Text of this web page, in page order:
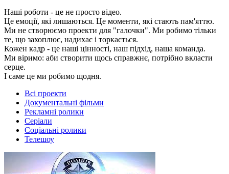
Наші роботи - це не просто відео.
Це емоції, які лишаються. Це моменти, які стають пам'яттю.
Ми не створюємо проекти для "галочки". Ми робимо тільки
те, що захоплює, надихає і торкається.
Кожен кадр - це наші цінності, наш підхід, наша команда.
Ми віримо: аби створити щось справжнє, потрібно вкласти
серце.
І саме це ми робимо щодня.
Всі проекти
Документальні фільми
Рекламні ролики
Серіали
Соціальні ролики
Телешоу